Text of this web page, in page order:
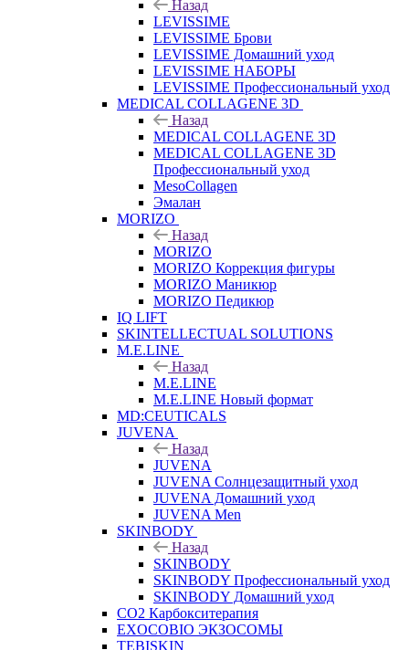
Назад
LEVISSIME
LEVISSIME Брови
LEVISSIME Домашний уход
LEVISSIME НАБОРЫ
LEVISSIME Профессиональный уход
MEDICAL COLLAGENE 3D
Назад
MEDICAL COLLAGENE 3D
MEDICAL COLLAGENE 3D
Профессиональный уход
MesoCollagen
Эмалан
MORIZO
Назад
MORIZO
MORIZO Коррекция фигуры
MORIZO Маникюр
MORIZO Педикюр
IQ LIFT
SKINTELLECTUAL SOLUTIONS
M.E.LINE
Назад
M.E.LINE
M.E.LINE Новый формат
MD:CEUTICALS
JUVENA
Назад
JUVENA
JUVENA Солнцезащитный уход
JUVENA Домашний уход
JUVENA Men
SKINBODY
Назад
SKINBODY
SKINBODY Профессиональный уход
SKINBODY Домашний уход
CO2 Карбокситерапия
EXOCOBIO ЭКЗОСОМЫ
TEBISKIN